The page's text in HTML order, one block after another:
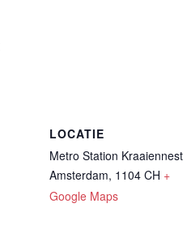
LOCATIE
Metro Station Kraaiennest
Amsterdam, 1104 CH +
Google Maps